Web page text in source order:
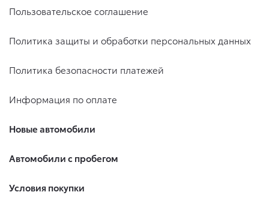
Пользовательское соглашение
Политика защиты и обработки персональных данных
Политика безопасности платежей
Информация по оплате
Новые автомобили
Автомобили с пробегом
Условия покупки